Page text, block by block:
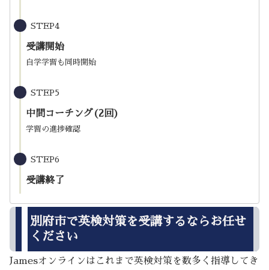
STEP4
受講開始
自学学習も同時開始
STEP5
中間コーチング(2回)
学習の進捗確認
STEP6
受講終了
別府市で英検対策を受講するならお任せ
ください
Jamesオンラインはこれまで英検対策を数多く指導してき